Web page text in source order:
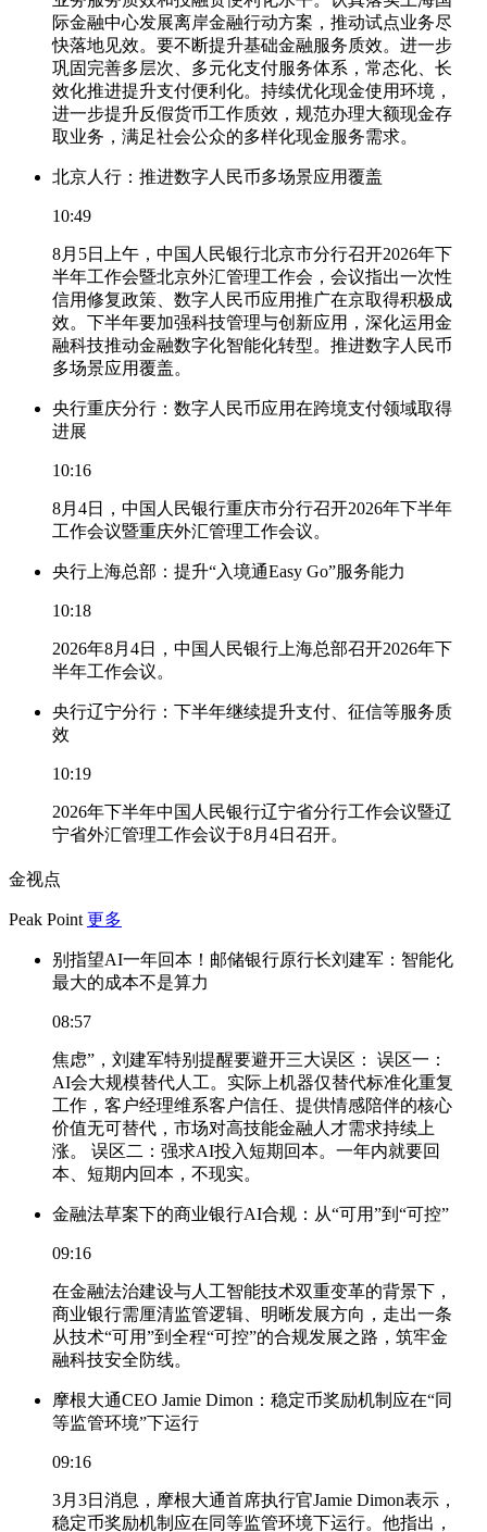
际金融中心发展离岸金融行动方案，推动试点业务尽
快落地见效。要不断提升基础金融服务质效。进一步
巩固完善多层次、多元化支付服务体系，常态化、长
效化推进提升支付便利化。持续优化现金使用环境，
进一步提升反假货币工作质效，规范办理大额现金存
取业务，满足社会公众的多样化现金服务需求。
北京人行：推进数字人民币多场景应用覆盖
10:49
8月5日上午，中国人民银行北京市分行召开2026年下
半年工作会暨北京外汇管理工作会，会议指出一次性
信用修复政策、数字人民币应用推广在京取得积极成
效。下半年要加强科技管理与创新应用，深化运用金
融科技推动金融数字化智能化转型。推进数字人民币
多场景应用覆盖。
央行重庆分行：数字人民币应用在跨境支付领域取得
进展
10:16
8月4日，中国人民银行重庆市分行召开2026年下半年
工作会议暨重庆外汇管理工作会议。
央行上海总部：提升“入境通Easy Go”服务能力
10:18
2026年8月4日，中国人民银行上海总部召开2026年下
半年工作会议。
央行辽宁分行：下半年继续提升支付、征信等服务质
效
10:19
2026年下半年中国人民银行辽宁省分行工作会议暨辽
宁省外汇管理工作会议于8月4日召开。
金视点
Peak Point 更多
别指望AI一年回本！邮储银行原行长刘建军：智能化
最大的成本不是算力
08:57
焦虑”，刘建军特别提醒要避开三大误区： 误区一：
AI会大规模替代人工。实际上机器仅替代标准化重复
工作，客户经理维系客户信任、提供情感陪伴的核心
价值无可替代，市场对高技能金融人才需求持续上
涨。 误区二：强求AI投入短期回本。一年内就要回
本、短期内回本，不现实。
金融法草案下的商业银行AI合规：从“可用”到“可控”
09:16
在金融法治建设与人工智能技术双重变革的背景下，
商业银行需厘清监管逻辑、明晰发展方向，走出一条
从技术“可用”到全程“可控”的合规发展之路，筑牢金
融科技安全防线。
摩根大通CEO Jamie Dimon：稳定币奖励机制应在“同
等监管环境”下运行
09:16
3月3日消息，摩根大通首席执行官Jamie Dimon表示，
稳定币奖励机制应在同等监管环境下运行。他指出，